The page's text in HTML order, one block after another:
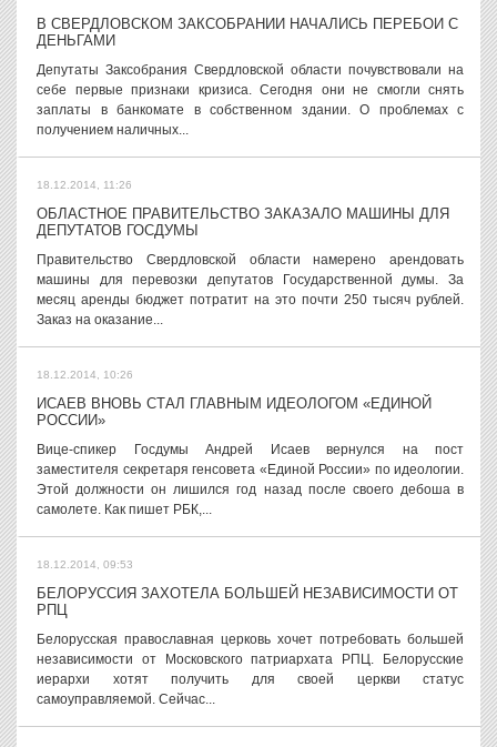
В СВЕРДЛОВСКОМ ЗАКСОБРАНИИ НАЧАЛИСЬ ПЕРЕБОИ С
ДЕНЬГАМИ
Депутаты Заксобрания Свердловской области почувствовали на
себе первые признаки кризиса. Сегодня они не смогли снять
заплаты в банкомате в собственном здании. О проблемах с
получением наличных...
18.12.2014, 11:26
ОБЛАСТНОЕ ПРАВИТЕЛЬСТВО ЗАКАЗАЛО МАШИНЫ ДЛЯ
ДЕПУТАТОВ ГОСДУМЫ
Правительство Свердловской области намерено арендовать
машины для перевозки депутатов Государственной думы. За
месяц аренды бюджет потратит на это почти 250 тысяч рублей.
Заказ на оказание...
18.12.2014, 10:26
ИСАЕВ ВНОВЬ СТАЛ ГЛАВНЫМ ИДЕОЛОГОМ «ЕДИНОЙ
РОССИИ»
Вице-спикер Госдумы Андрей Исаев вернулся на пост
заместителя секретаря генсовета «Единой России» по идеологии.
Этой должности он лишился год назад после своего дебоша в
самолете. Как пишет РБК,...
18.12.2014, 09:53
БЕЛОРУССИЯ ЗАХОТЕЛА БОЛЬШЕЙ НЕЗАВИСИМОСТИ ОТ
РПЦ
Белорусская православная церковь хочет потребовать большей
независимости от Московского патриархата РПЦ. Белорусские
иерархи хотят получить для своей церкви статус
самоуправляемой. Сейчас...